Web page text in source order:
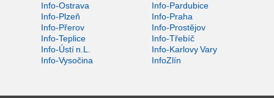
Info-Ostrava
Info-Pardubice
Info-Plzeň
Info-Praha
Info-Přerov
Info-Prostějov
Info-Teplice
Info-Třebíč
Info-Ústí n.L.
Info-Karlovy Vary
Info-Vysočina
InfoZlín